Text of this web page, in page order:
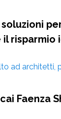
risparmio
ad architetti,
Faenza